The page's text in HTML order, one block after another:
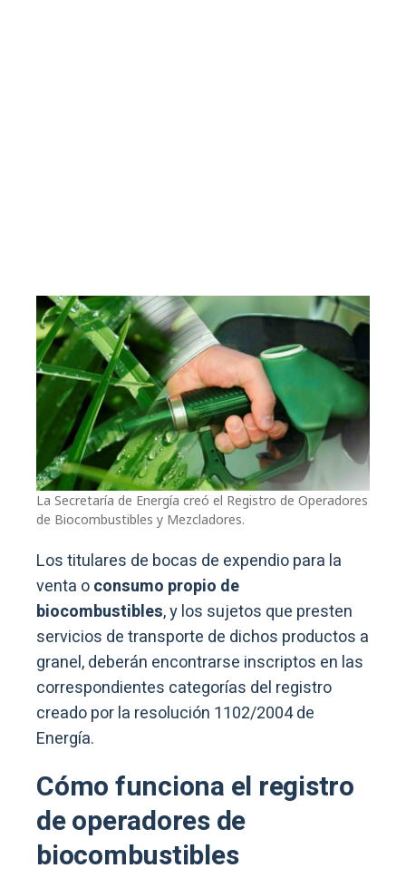
La Secretaría de Energía creó el Registro de Operadores
de Biocombustibles y Mezcladores.
Los titulares de bocas de expendio para la
venta oconsumo propio de
biocombustibles, y los sujetos que presten
servicios de transporte de dichos productos a
granel, deberán encontrarse inscriptos en las
correspondientes categorías del registro
creado por la resolución 1102/2004 de
Energía.
Cómo funciona el registro
de operadores de
biocombustibles